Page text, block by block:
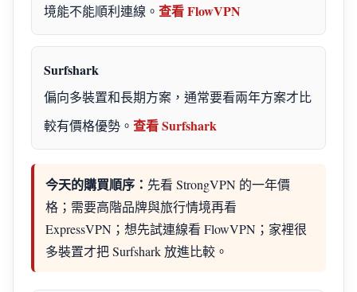
境能不能順利連線。 查看 FlowVPN
Surfshark
偏向多裝置和長期方案，通常要看兩年方案才比
較有價格優勢。 查看 Surfshark
今天的購買順序： 先看 StrongVPN 的一年價
格；需要高階品牌與旅行情境再看
ExpressVPN；想先試連線看 FlowVPN；家裡很
多裝置才把 Surfshark 放進比較。